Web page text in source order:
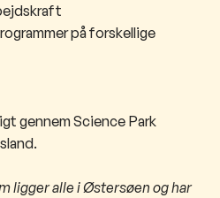
på forskellige
gennem Science Park
ligger alle i Østersøen og har